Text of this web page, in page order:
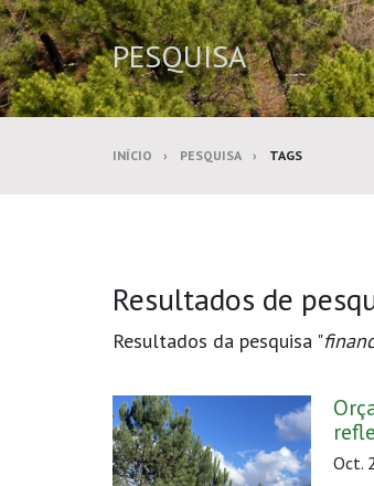
PESQUISA
INÍCIO PESQUISA TAGS
Resultados de
Resultados da pesquisa "
Oct.